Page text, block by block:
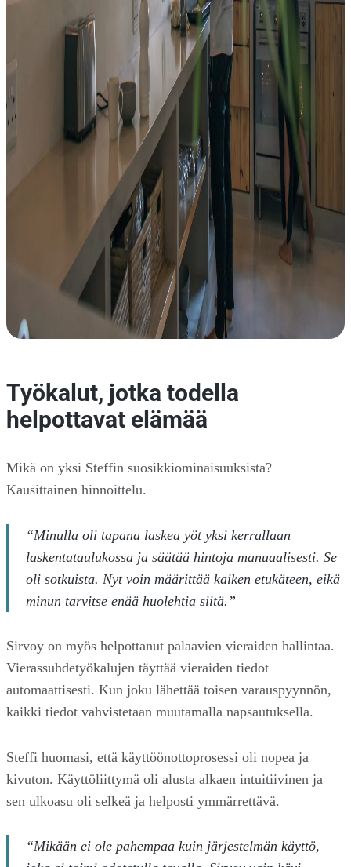
Työkalut, jotka todella
helpottavat elämää
Mikä on yksi Steffin suosikkiominaisuuksista?
Kausittainen hinnoittelu.
“Minulla oli tapana laskea yöt yksi kerrallaan
laskentataulukossa ja säätää hintoja manuaalisesti. Se
oli sotkuista. Nyt voin määrittää kaiken etukäteen, eikä
minun tarvitse enää huolehtia siitä.”
Sirvoy on myös helpottanut palaavien vieraiden hallintaa.
Vierassuhdetyökalujen täyttää vieraiden tiedot
automaattisesti. Kun joku lähettää toisen varauspyynnön,
kaikki tiedot vahvistetaan muutamalla napsautuksella.
Steffi huomasi, että käyttöönottoprosessi oli nopea ja
kivuton. Käyttöliittymä oli alusta alkaen intuitiivinen ja
sen ulkoasu oli selkeä ja helposti ymmärrettävä.
“Mikään ei ole pahempaa kuin järjestelmän käyttö,